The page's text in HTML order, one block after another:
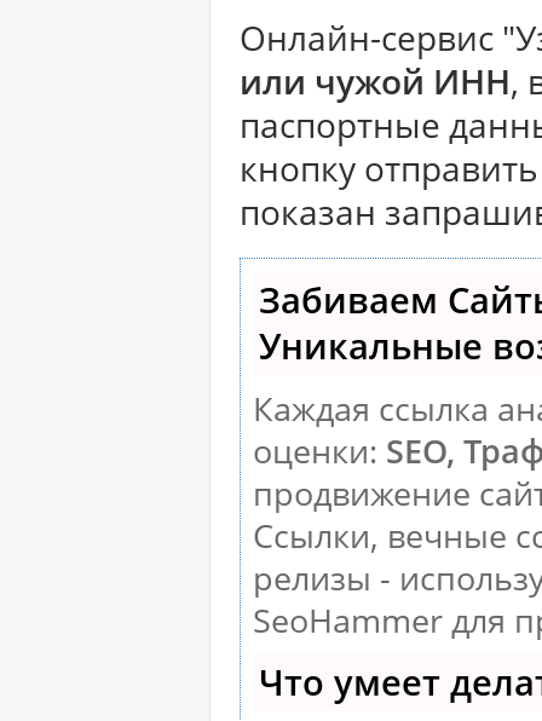
Онлайн-сервис
или чужой ИНН,
паспортные
кнопку
показан
Забиваем
Уникальные
Каждая ссылка
оценки: SEO,
продвижение
Ссылки, вечные
релизы -
SeoHammer для
Что умеет